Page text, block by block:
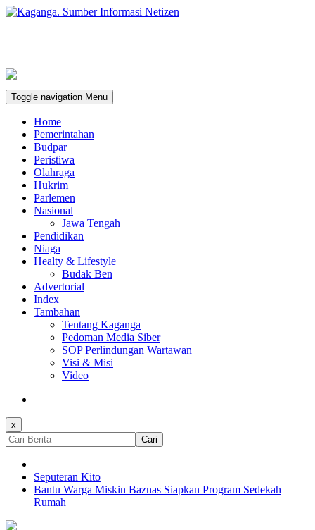
Toggle navigation Menu
Home
Pemerintahan
Budpar
Peristiwa
Olahraga
Hukrim
Parlemen
Nasional
Jawa Tengah
Pendidikan
Niaga
Healty & Lifestyle
Budak Ben
Advertorial
Index
Tambahan
Tentang Kaganga
Pedoman Media Siber
SOP Perlindungan Wartawan
Visi & Misi
Video
x
Cari
Seputeran Kito
Bantu Warga Miskin Baznas Siapkan Program Sedekah
Rumah